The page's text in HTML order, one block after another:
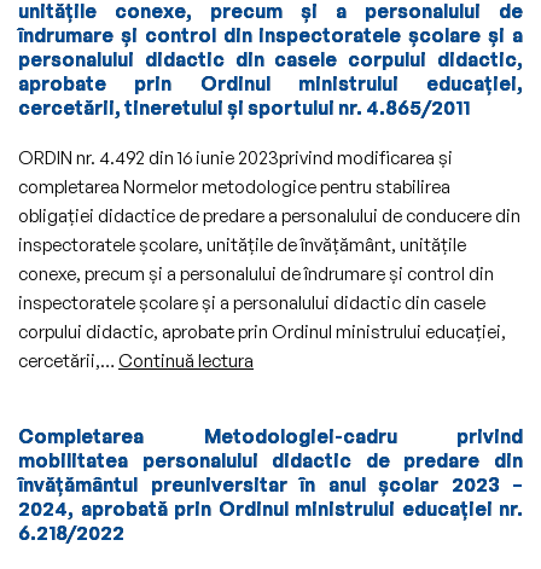
învățământul
liceal
pentru
anul
școlar
2024-
2025
unităţile conexe, precum şi a personalului de
îndrumare şi control din inspectoratele şcolare şi a
personalului didactic din casele corpului didactic,
aprobate prin Ordinul ministrului educaţiei,
cercetării, tineretului şi sportului nr. 4.865/2011
ORDIN nr. 4.492 din 16 iunie 2023privind modificarea şi
completarea Normelor metodologice pentru stabilirea
obligaţiei didactice de predare a personalului de conducere din
inspectoratele şcolare, unităţile de învăţământ, unităţile
conexe, precum şi a personalului de îndrumare şi control din
inspectoratele şcolare şi a personalului didactic din casele
corpului didactic, aprobate prin Ordinul ministrului educaţiei,
cercetării,… Continuă lectura
stabilirea
obligaţiei
didactice
Completarea Metodologiei-cadru privind
mobilitatea personalului didactic de predare din
învăţământul preuniversitar în anul şcolar 2023 –
2024, aprobată prin Ordinul ministrului educaţiei nr.
6.218/2022